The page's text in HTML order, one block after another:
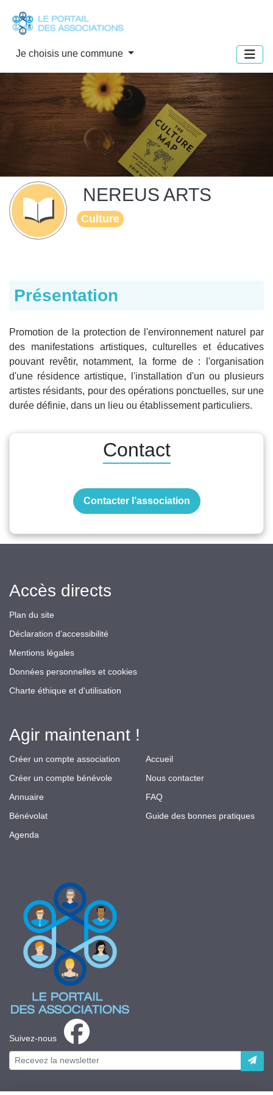
Je choisis une commune
NEREUS ARTS
Culture
Présentation
Promotion de la protection de l'environnement naturel par
des manifestations artistiques, culturelles et éducatives
pouvant revêtir, notamment, la forme de : l'organisation
d'une résidence artistique, l'installation d'un ou plusieurs
artistes résidants, pour des opérations ponctuelles, sur une
durée définie, dans un lieu ou établissement particuliers.
Contact
Contacter l’association
Suivez-nous
Accès directs
Plan du site
Déclaration d’accessibilité
Mentions légales
Données personnelles et cookies
Charte éthique et d'utilisation
Agir maintenant !
Créer un compte association
Créer un compte bénévole
Annuaire
Bénévolat
Agenda
Accueil
Nous contacter
FAQ
Guide des bonnes pratiques